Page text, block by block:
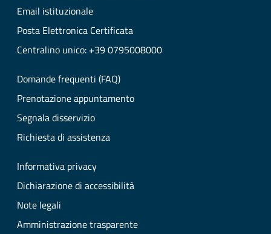
Email istituzionale
Posta Elettronica Certificata
Centralino unico: +39 0795008000
Domande frequenti (FAQ)
Prenotazione appuntamento
Segnala disservizio
Richiesta di assistenza
Informativa privacy
Dichiarazione di accessibilità
Note legali
Amministrazione trasparente